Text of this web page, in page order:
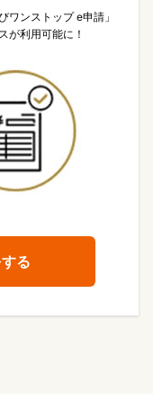
ワンストップ e申請」
が利用可能に！
る